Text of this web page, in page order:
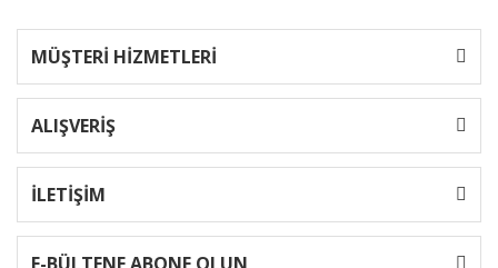
MÜŞTERİ HİZMETLERİ
ALIŞVERİŞ
İLETİŞİM